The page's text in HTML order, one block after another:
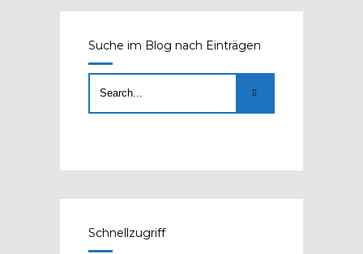
Suche im Blog nach Einträgen
Schnellzugriff